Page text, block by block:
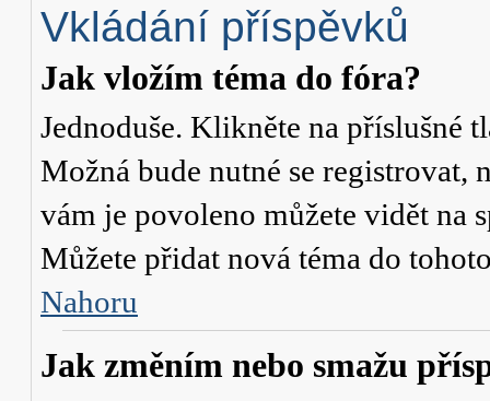
Vkládání příspěvků
Jak vložím téma do fóra?
Jednoduše. Klikněte na příslušné
Možná bude nutné se registrovat,
vám je povoleno můžete vidět na
Můžete přidat nová téma do
Nahoru
Jak změním nebo smažu